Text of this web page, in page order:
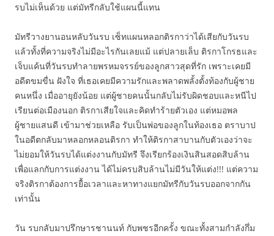
รบไม่เห็นด้วย แต่มัทรีกลับใช้แผนนี้แทน
มัทรีวางยานอนหลับวันรบ เซ็ทแผนหลอกติรกาว่าได้เสียกับวันรบ
แล้วทั้งที่ความจริงไม่มีอะไรกันเลยแม้ แต่ปลายเล็บ ติรกาโกรธและ
เจ็บแค้นที่วันรบทำลายพรหมจรรย์ของลูกสาวสุดที่รัก เพราะเคยมี
อดีตขมขื่น ฝังใจ ที่เธอเคยมีความรักและพลาดพลั้งตั้งท้องกับผู้ชาย
คนหนึ่ง เมื่ออายุยังน้อย แต่ผู้ชายคนนั้นกลับไม่รับผิดชอบและหนีไป
เรียนต่อเมืองนอก ติรกาเสียใจและคิดทำร้ายตัวเอง แต่หมอพล
ผู้ชายแสนดี เข้ามาช่วยเหลือ รับเป็นพ่อของลูกในท้องเธอ ตราบาป
ในอดีตกลับมาหลอกหลอนติรกา ทำให้ติรกาสาบานกับตัวเองว่าจะ
ไม่ยอมให้วันรบได้แต่งงานกับมัทรี จึงเรียกร้องเงินสินสอดสิบล้าน
เพื่อแลกกับการแต่งงาน ได้ไม่ครบสิบล้านไม่มีวันให้แต่ง!!! แต่ความ
จริงติรกาต้องการยื้อเวลาและหาทางแยกมัทรีกับวันรบออกจากกัน
เท่านั้น
วัน รบกลับมาปรึกษารชานนท์ กับพชรอีกครั้ง ขณะทั้งสามกำลังกึ่ม